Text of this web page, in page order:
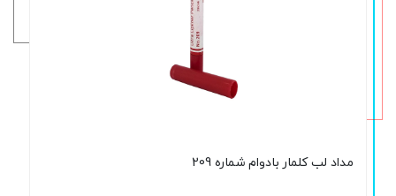
مداد لب کلمار بادوام شماره 209